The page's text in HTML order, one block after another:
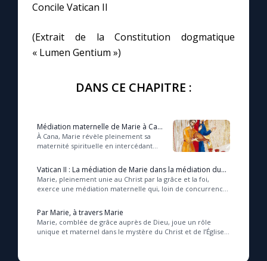
Concile Vatican II
(Extrait de la Constitution dogmatique
« Lumen Gentium »)
DANS CE CHAPITRE :
Médiation maternelle de Marie à Cana
(Jean Paul II)
À Cana, Marie révèle pleinement sa
maternité spirituelle en intercédant
ouvrant ainsi le « commencement des
signe...
Vatican II : La médiation de Marie dans la médiation du
Christ
Marie, pleinement unie au Christ par la grâce et la foi,
exerce une médiation maternelle qui, loin de concurrencer
Par Marie, à travers Marie
Marie, comblée de grâce auprès de Dieu, joue un rôle
unique et maternel dans le mystère du Christ et de l’Église,